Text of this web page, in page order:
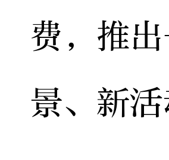
费，推
景、新活